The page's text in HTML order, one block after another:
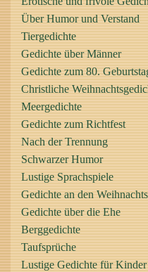
Über Humor und Verstand
Tiergedichte
Gedichte über Männer
Gedichte zum 80.
Christliche
Meergedichte
Gedichte zum Richtfest
Nach der Trennung
Schwarzer Humor
Lustige Sprachspiele
Gedichte an den
Gedichte über die Ehe
Berggedichte
Taufsprüche
Lustige Gedichte für Kinder